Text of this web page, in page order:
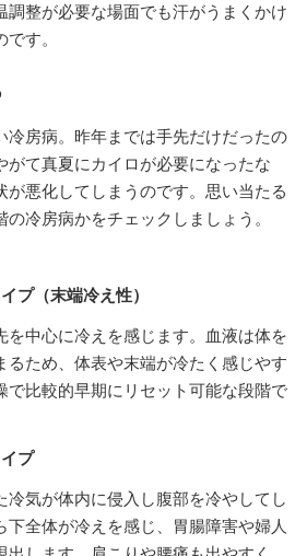
調整が必要な場面でも汗がうまくかけ
す。
房病。昨年までは手先だけだったの
がて真夏にカイロが必要になったな
が悪化してしまうのです。思い当たる
冷房病かをチェックしましょう。
プ（末端冷え性）
中心に冷えを感じます。血液は体を
るため、体表や末端が冷たく感じやす
で比較的早期にリセット可能な段階で
プ
気が体内に侵入し腹部を冷やしてし
下全体が冷えを感じ、胃腸障害や婦人